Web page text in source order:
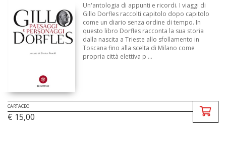
Un'antologia di appunti e ricordi. I viaggi di
Gillo Dorfles raccolti capitolo dopo capitolo
come un diario senza ordine di tempo. In
questo libro Dorfles racconta la sua storia
dalla nascita a Trieste allo sfollamento in
Toscana fino alla scelta di Milano come
propria città elettiva p ...
CARTACEO
€ 15,00